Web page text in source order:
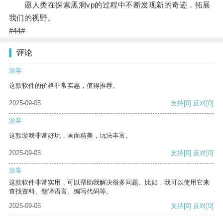
愿人类在探索黑洞vp的过程中不断发现新的奇迹，拓展
我们的视野。
#44#
评论
游客
这款软件的价格非常实惠，值得推荐。
2025-09-05 支持[0] 反对[0]
游客
这款游戏非常好玩，画面精美，玩法丰富。
2025-09-05 支持[0] 反对[0]
游客
这款软件非常实用，可以帮助我解决很多问题。比如，我可以使用它来
查找资料、翻译语言、编写代码等。
2025-09-05
支持[0] 反对[0]